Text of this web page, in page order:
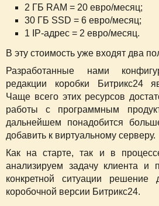
2 ГБ RAM = 20 евро/месяц;
30 ГБ SSD = 6 евро/месяц;
1 IP-адрес = 2 евро/месяц.
В эту стоимость уже входят два
Разработанные нами
редакции коробки Битрикс24
Чаще всего этих ресурсов
работы с программным
дальнейшем понадобится
добавить к виртуальному серверу.
Как на старте, так и в
анализируем задачу клиента и
конкретной ситуации
коробочной версии Битрикс24.